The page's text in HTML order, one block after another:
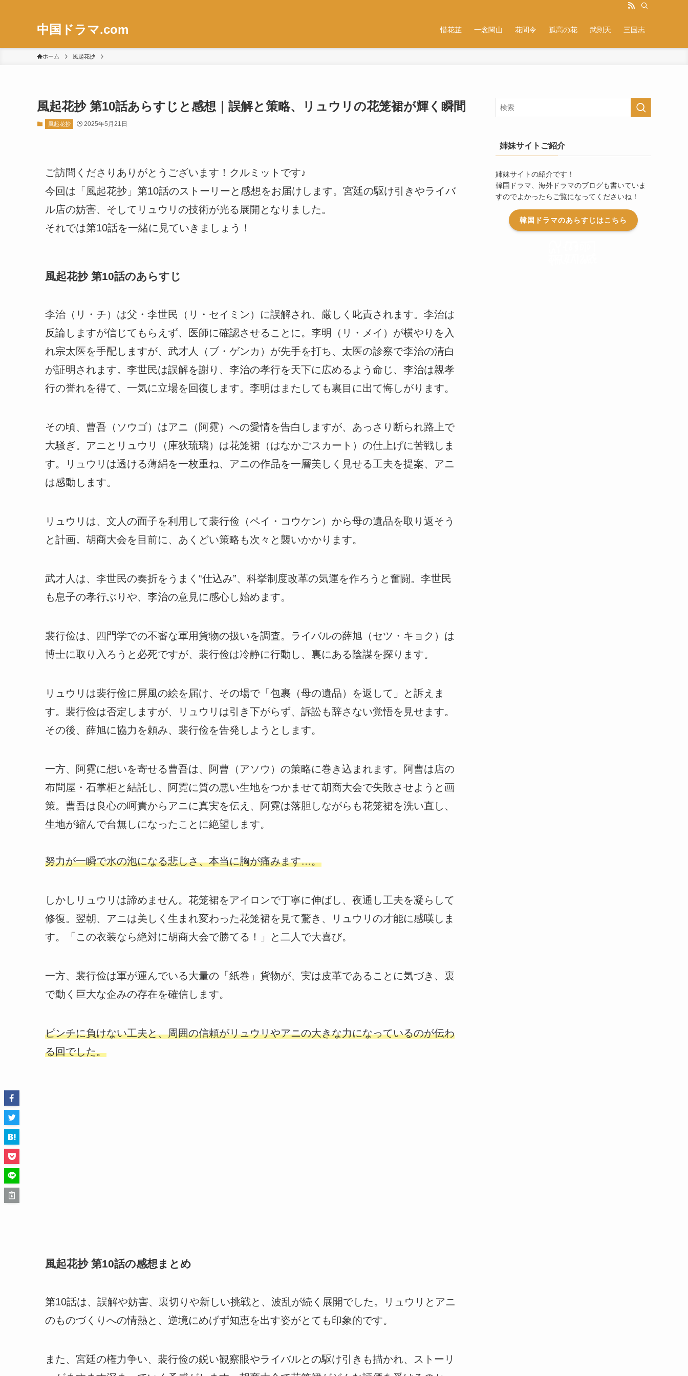
中国ドラマ.com 惜花芷 一念関山 花間令 孤高の花 武則天 三国志
ホーム 風起花抄
風起花抄 第10話あらすじと感想｜誤解と策略、リュウリの花笼裙が輝く瞬間
風起花抄 2025年5月21日
ご訪問くださりありがとうございます！クルミットです♪
今回は「風起花抄」第10話のストーリーと感想をお届けします。宮廷の駆け引きやライバ
ル店の妨害、そしてリュウリの技術が光る展開となりました。
それでは第10話を一緒に見ていきましょう！
風起花抄 第10話のあらすじ
李治（リ・チ）は父・李世民（リ・セイミン）に誤解され、厳しく叱責されます。李治は
反論しますが信じてもらえず、医師に確認させることに。李明（リ・メイ）が横やりを入
れ宗太医を手配しますが、武才人（ブ・ゲンカ）が先手を打ち、太医の診察で李治の清白
が証明されます。李世民は誤解を謝り、李治の孝行を天下に広めるよう命じ、李治は親孝
行の誉れを得て、一気に立場を回復します。李明はまたしても裏目に出て悔しがります。
その頃、曹吾（ソウゴ）はアニ（阿霓）への愛情を告白しますが、あっさり断られ路上で
大騒ぎ。アニとリュウリ（庫狄琉璃）は花笼裙（はなかごスカート）の仕上げに苦戦しま
す。リュウリは透ける薄絹を一枚重ね、アニの作品を一層美しく見せる工夫を提案、アニ
は感動します。
リュウリは、文人の面子を利用して裴行俭（ペイ・コウケン）から母の遺品を取り返そう
と計画。胡商大会を目前に、あくどい策略も次々と襲いかかります。
武才人は、李世民の奏折をうまく“仕込み”、科挙制度改革の気運を作ろうと奮闘。李世民
も息子の孝行ぶりや、李治の意見に感心し始めます。
裴行俭は、四門学での不審な軍用貨物の扱いを調査。ライバルの薛旭（セツ・キョク）は
博士に取り入ろうと必死ですが、裴行俭は冷静に行動し、裏にある陰謀を探ります。
リュウリは裴行俭に屏風の絵を届け、その場で「包裹（母の遺品）を返して」と訴えま
す。裴行俭は否定しますが、リュウリは引き下がらず、訴訟も辞さない覚悟を見せます。
その後、薛旭に協力を頼み、裴行俭を告発しようとします。
一方、阿霓に想いを寄せる曹吾は、阿曹（アソウ）の策略に巻き込まれます。阿曹は店の
布問屋・石掌柜と結託し、阿霓に質の悪い生地をつかませて胡商大会で失敗させようと画
策。曹吾は良心の呵責からアニに真実を伝え、阿霓は落胆しながらも花笼裙を洗い直し、
生地が縮んで台無しになったことに絶望します。
努力が一瞬で水の泡になる悲しさ、本当に胸が痛みます…。
しかしリュウリは諦めません。花笼裙をアイロンで丁寧に伸ばし、夜通し工夫を凝らして
修復。翌朝、アニは美しく生まれ変わった花笼裙を見て驚き、リュウリの才能に感嘆しま
す。「この衣装なら絶対に胡商大会で勝てる！」と二人で大喜び。
一方、裴行俭は軍が運んでいる大量の「紙巻」貨物が、実は皮革であることに気づき、裏
で動く巨大な企みの存在を確信します。
ピンチに負けない工夫と、周囲の信頼がリュウリやアニの大きな力になっているのが伝わ
る回でした。
風起花抄 第10話の感想まとめ
第10話は、誤解や妨害、裏切りや新しい挑戦と、波乱が続く展開でした。リュウリとアニ
のものづくりへの情熱と、逆境にめげず知恵を出す姿がとても印象的です。
また、宮廷の権力争い、裴行俭の鋭い観察眼やライバルとの駆け引きも描かれ、ストーリ
姉妹サイトご紹介
姉妹サイトの紹介です！
韓国ドラマ、海外ドラマのブログも書いていま
すのでよかったらご覧になってくださいね！
韓国ドラマのあらすじはこちら